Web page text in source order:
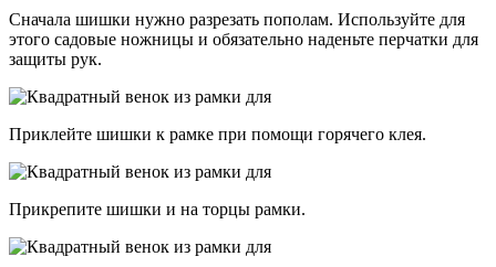
Сначала шишки нужно разрезать пополам. Используйте для
этого садовые ножницы и обязательно наденьте перчатки для
защиты рук.
Приклейте шишки к рамке при помощи горячего клея.
Прикрепите шишки и на торцы рамки.